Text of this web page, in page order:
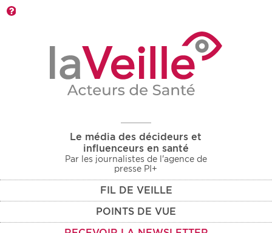
Le média des décideurs et
influenceurs en santé
Par les journalistes de l'agence de
presse PI+
FIL DE VEILLE
POINTS DE VUE